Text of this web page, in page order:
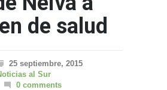
de salud
25 septiembre, 2015
al Sur
0 comments